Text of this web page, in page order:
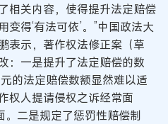
相关内容，使得提升法定赔偿
得‘有法可依’。”中国政法大
表示，著作权法修正案（草
：一是提升了法定赔偿的数
的法定赔偿数额显然难以适
权人提请侵权之诉经常面
。二是规定了惩罚性赔偿制